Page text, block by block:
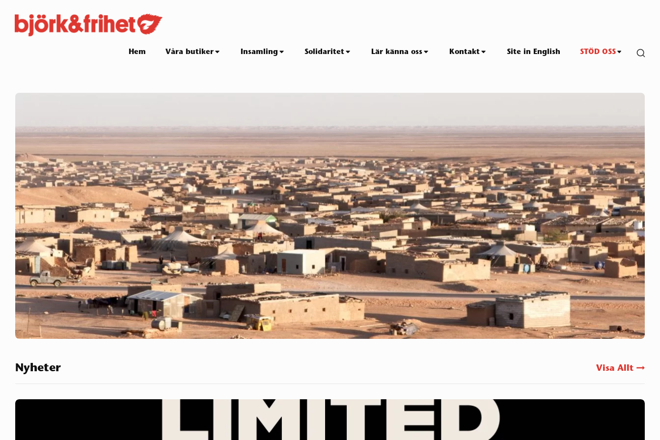
content
Site
Hem Våra butiker Insamling Solidaritet Lär känna oss Kontakt Site in English STÖD OSS
Content
Nyheter Visa Allt